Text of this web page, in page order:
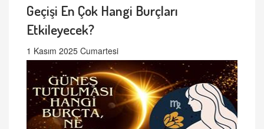
Geçişi En Çok Hangi Burçları
Etkileyecek?
1 Kasım 2025 Cumartesi